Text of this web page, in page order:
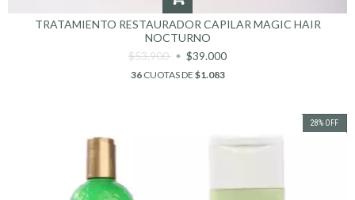
TRATAMIENTO RESTAURADOR CAPILAR MAGIC HAIR
NOCTURNO
$53.900
$39.000
36CUOTAS DE $1.083
28% OFF